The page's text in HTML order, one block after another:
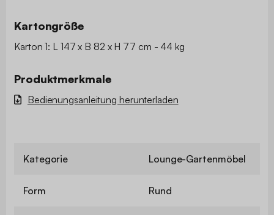
Kartongröße
Karton 1: L 147 x B 82 x H 77 cm - 44 kg
Produktmerkmale
Bedienungsanleitung herunterladen
Kategorie Lounge-Gartenmöbel
Form Rund